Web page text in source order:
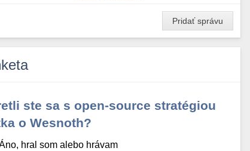
Pridať správu
ste sa s open-source stratégiou
o Wesnoth?
hral som alebo hrávam